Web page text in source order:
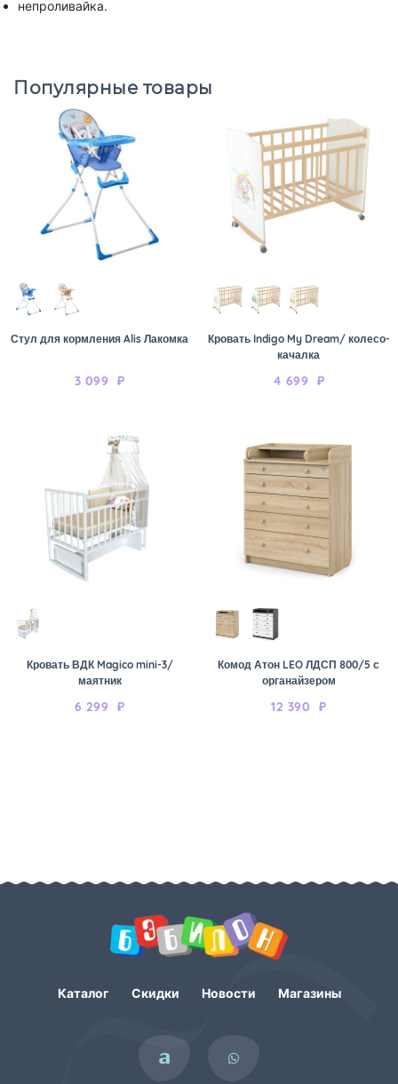
непроливайка.
Популярные товары
Стул для кормления Alis Лакомка
3 099 ₽
Кровать Indigo My Dream/ колесо-
качалка
4 699 ₽
Кровать ВДК Magico mini-3/
маятник
6 299 ₽
Комод Атон LEO ЛДСП 800/5 с
органайзером
12 390 ₽
Каталог Скидки Новости Магазины